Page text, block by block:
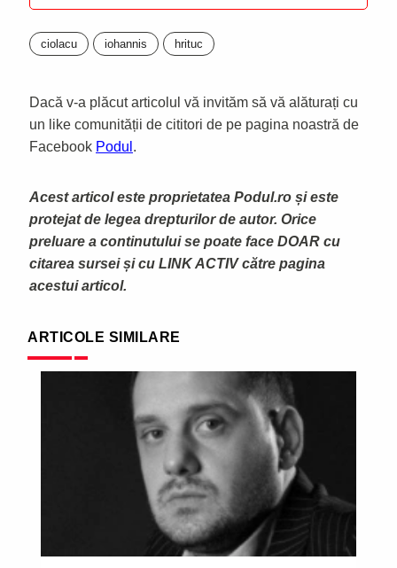
ciolacu iohannis hrituc
Dacă v-a plăcut articolul vă invităm să vă alăturați cu
un like comunității de cititori de pe pagina noastră de
Facebook Podul .
Acest articol este proprietatea Podul.ro și este
protejat de legea drepturilor de autor. Orice
preluare a continutului se poate face DOAR cu
citarea sursei și cu LINK ACTIV către pagina
acestui articol.
ARTICOLE SIMILARE